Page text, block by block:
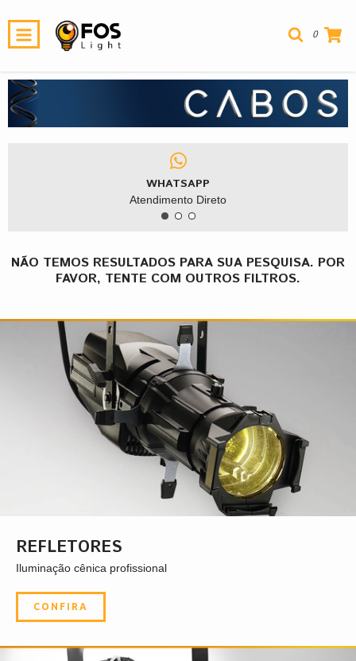
0
WHATSAPP
Atendimento Direto
NÃO TEMOS RESULTADOS PARA SUA PESQUISA. POR
FAVOR, TENTE COM OUTROS FILTROS.
REFLETORES
Iluminação cênica profissional
CONFIRA